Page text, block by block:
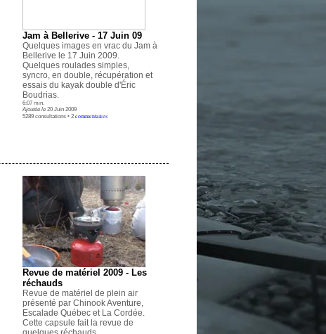
Jam à Bellerive - 17 Juin 09
Quelques images en vrac du Jam à
Bellerive le 17 Juin 2009.
Quelques roulades simples,
syncro, en double, récupération et
essais du kayak double d'Éric
Boudrias.
6:07 min.
Ajoutée le 20 Juin 2009
5289 consultations • 2 commentaires
Revue de matériel 2009 - Les
réchauds
Revue de matériel de plein air
présenté par Chinook Aventure,
Escalade Québec et La Cordée.
Cette capsule fait la revue de